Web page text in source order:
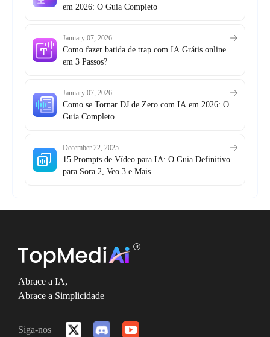
em 2026: O Guia Completo
January 07, 2026
Como fazer batida de trap com IA Grátis online
em 3 Passos?
January 07, 2026
Como se Tornar DJ de Zero com IA em 2026: O
Guia Completo
December 22, 2025
15 Prompts de Vídeo para IA: O Guia Definitivo
para Sora 2, Veo 3 e Mais
Abrace a IA,
Abrace a Simplicidade
Siga-nos